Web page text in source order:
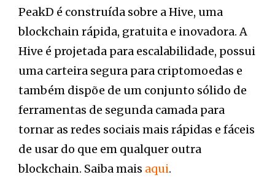
PeakD é construída sobre a Hive, uma
blockchain rápida, gratuita e inovadora. A
Hive é projetada para escalabilidade, possui
uma carteira segura para criptomoedas e
também dispõe de um conjunto sólido de
ferramentas de segunda camada para
tornar as redes sociais mais rápidas e fáceis
de usar do que em qualquer outra
blockchain. Saiba mais aqui.